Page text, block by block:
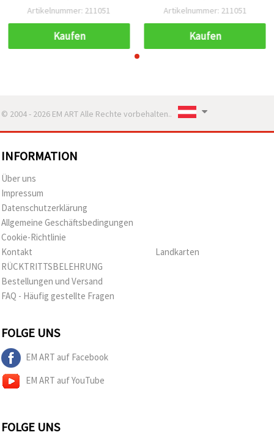
Artikelnummer: 211051
Kaufen
Artikelnummer: 211051
Kaufen
© 2004 - 2026 EM ART Alle Rechte vorbehalten..
INFORMATION
Über uns
Impressum
Datenschutzerklärung
Allgemeine Geschäftsbedingungen
Cookie-Richtlinie
Kontakt
RÜCKTRITTSBELEHRUNG
Bestellungen und Versand
FAQ - Häufig gestellte Fragen
Landkarten
FOLGE UNS
EM ART auf Facebook
EM ART auf YouTube
FOLGE UNS